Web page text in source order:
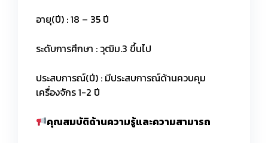
อายุ(ปี) : 18 – 35 ปี
ระดับการศึกษา : วุฒิม.3 ขึ้นไป
ประสบการณ์(ปี) : มีประสบการณ์ด้านควบคุม
เครื่องจักร 1-2 ปี
คุณสมบัติด้านความรู้และความสามารถ